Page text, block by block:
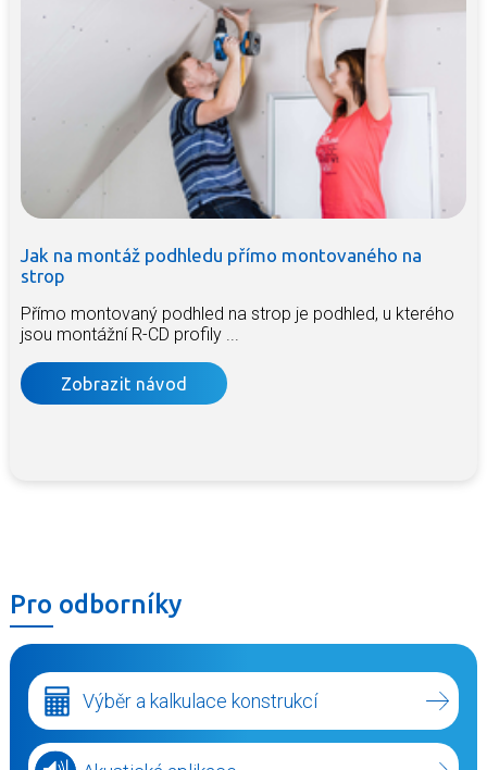
Jak na montáž podhledu přímo montovaného na
strop
Přímo montovaný podhled na strop je podhled, u kterého
jsou montážní R-CD profily ...
Zobrazit návod
Pro odborníky
Výběr a kalkulace konstrukcí